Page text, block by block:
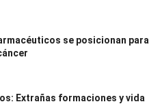
se posicionan para
Extrañas formaciones y vida